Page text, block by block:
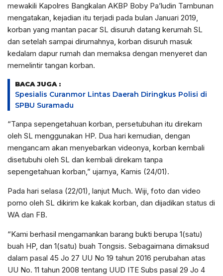
mewakili Kapolres Bangkalan AKBP Boby Pa’ludin Tambunan
mengatakan, kejadian itu terjadi pada bulan Januari 2019,
korban yang mantan pacar SL disuruh datang kerumah SL
dan setelah sampai dirumahnya, korban disuruh masuk
kedalam dapur rumah dan memaksa dengan menyeret dan
memelintir tangan korban.
BACA JUGA :
Spesialis Curanmor Lintas Daerah Diringkus Polisi di
SPBU Suramadu
“Tanpa sepengetahuan korban, persetubuhan itu direkam
oleh SL menggunakan HP. Dua hari kemudian, dengan
mengancam akan menyebarkan videonya, korban kembali
disetubuhi oleh SL dan kembali direkam tanpa
sepengetahuan korban,” ujarnya, Kamis (24/01).
Pada hari selasa (22/01), lanjut Much. Wiji, foto dan video
porno oleh SL dikirim ke kakak korban, dan dijadikan status di
WA dan FB.
“Kami berhasil mengamankan barang bukti berupa 1(satu)
buah HP, dan 1(satu) buah Tongsis. Sebagaimana dimaksud
dalam pasal 45 Jo 27 UU No 19 tahun 2016 perubahan atas
UU No. 11 tahun 2008 tentang UUD ITE Subs pasal 29 Jo 4